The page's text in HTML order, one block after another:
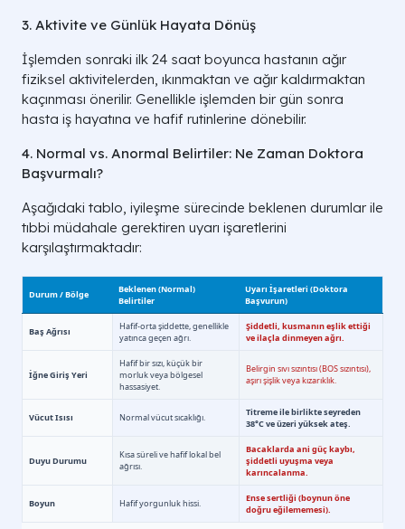
3. Aktivite ve Günlük Hayata Dönüş
İşlemden sonraki ilk 24 saat boyunca hastanın ağır
fiziksel aktivitelerden, ıkınmaktan ve ağır kaldırmaktan
kaçınması önerilir. Genellikle işlemden bir gün sonra
hasta iş hayatına ve hafif rutinlerine dönebilir.
4. Normal vs. Anormal Belirtiler: Ne Zaman Doktora
Başvurmalı?
Aşağıdaki tablo, iyileşme sürecinde beklenen durumlar ile
tıbbi müdahale gerektiren uyarı işaretlerini
karşılaştırmaktadır: